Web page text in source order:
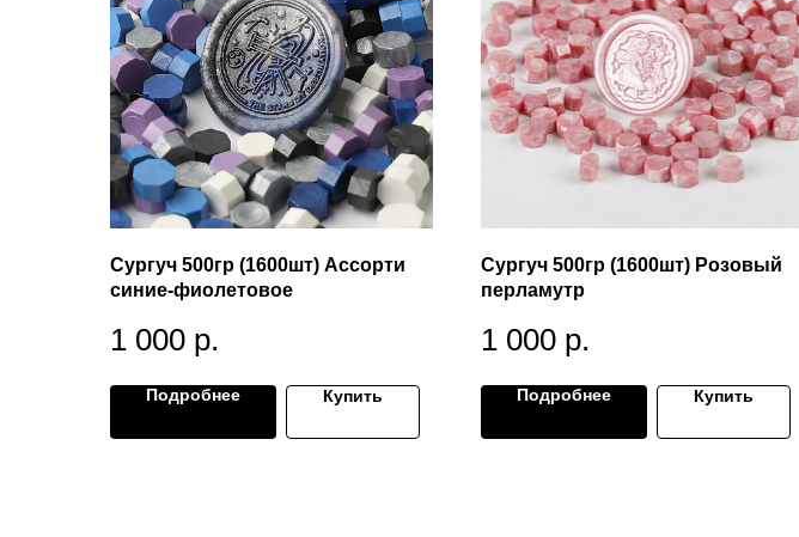
Сургуч 500гр (1600шт) Ассорти
синие-фиолетовое
1 000 р.
Подробнее Купить
Сургуч 500гр (1600шт) Розовый
перламутр
1 000 р.
Подробнее Купить